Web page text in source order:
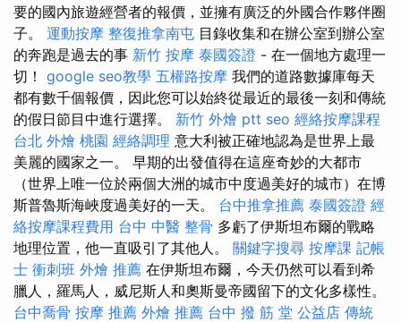
要的國內旅遊經營者的報價，並擁有廣泛的外國合作夥伴圈
子。 運動按摩 整復推拿南屯 目錄收集和在辦公室到辦公室
的奔跑是過去的事 新竹 按摩 泰國簽證 - 在一個地方處理一
切！ google seo教學 五權路按摩 我們的道路數據庫每天
都有數千個報價，因此您可以始終從最近的最後一刻和傳統
的假日節目中進行選擇。 新竹 外燴 ptt seo 經絡按摩課程
台北 外燴 桃園 經絡調理 意大利被正確地認為是世界上最
美麗的國家之一。 早期的出發值得在這座奇妙的大都市
（世界上唯一位於兩個大洲的城市中度過美好的城市）在博
斯普魯斯海峽度過美好的一天。 台中推拿推薦 泰國簽證 經
絡按摩課程費用 台中 中醫 整骨 多虧了伊斯坦布爾的戰略
地理位置，他一直吸引了其他人。 關鍵字搜尋 按摩課 記帳
士 衝刺班 外燴 推薦 在伊斯坦布爾，今天仍然可以看到希
臘人，羅馬人，威尼斯人和奧斯曼帝國留下的文化多樣性。
台中喬骨 按摩 推薦 外燴 推薦 台中 撥 筋 堂 公益店 傳統